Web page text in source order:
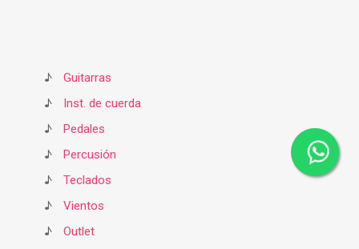
♪
Guitarras
♪
Inst. de cuerda
♪
Pedales
♪
Percusión
♪
Teclados
♪
Vientos
♪
Outlet